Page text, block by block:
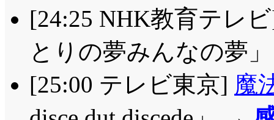
[24:25 NHK教育テレ
とりの夢みんなの夢
[25:00 テレビ東京] 魔